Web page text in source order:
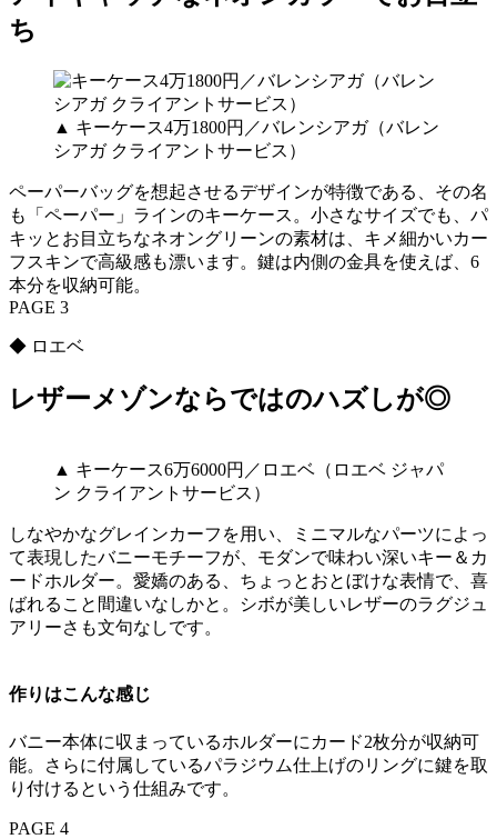
ち
▲ キーケース4万1800円／バレンシアガ（バレン
シアガ クライアントサービス）
ペーパーバッグを想起させるデザインが特徴である、その名
も「ペーパー」ラインのキーケース。小さなサイズでも、パ
キッとお目立ちなネオングリーンの素材は、キメ細かいカー
フスキンで高級感も漂います。鍵は内側の金具を使えば、6
本分を収納可能。
PAGE 3
◆ ロエベ
レザーメゾンならではのハズしが◎
▲ キーケース6万6000円／ロエベ（ロエベ ジャパ
ン クライアントサービス）
しなやかなグレインカーフを用い、ミニマルなパーツによっ
て表現したバニーモチーフが、モダンで味わい深いキー＆カ
ードホルダー。愛嬌のある、ちょっとおとぼけな表情で、喜
ばれること間違いなしかと。シボが美しいレザーのラグジュ
アリーさも文句なしです。
作りはこんな感じ
バニー本体に収まっているホルダーにカード2枚分が収納可
能。さらに付属しているパラジウム仕上げのリングに鍵を取
り付けるという仕組みです。
PAGE 4